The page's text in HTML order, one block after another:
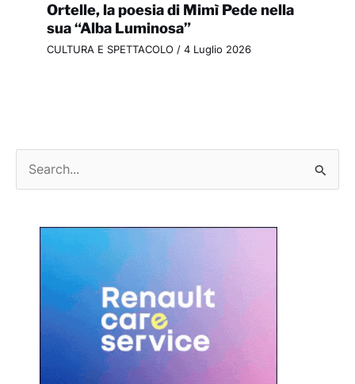
Ortelle, la poesia di Mimì Pede nella
sua “Alba Luminosa”
CULTURA E SPETTACOLO / 4 Luglio 2026